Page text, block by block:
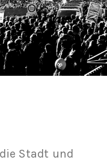
Stadt und